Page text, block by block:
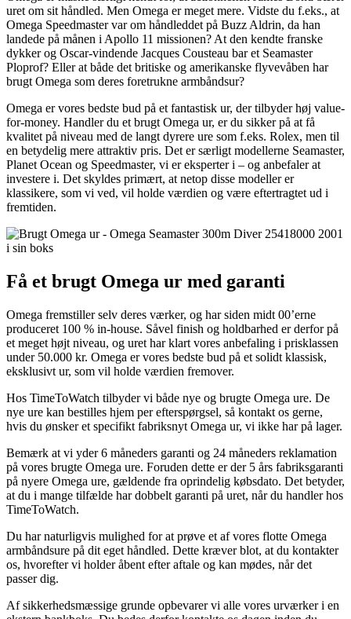
uret om sit håndled. Men Omega er meget mere. Vidste du f.eks., at
Omega Speedmaster var om håndleddet på Buzz Aldrin, da han
landede på månen i Apollo 11 missionen? At den kendte franske
dykker og Oscar-vindende Jacques Cousteau bar et Seamaster
Ploprof? Eller at både det britiske og amerikanske flyvevåben har
brugt Omega som deres foretrukne armbåndsur?
Omega er vores bedste bud på et fantastisk ur, der tilbyder høj value-
for-money. Handler du et brugt Omega ur, er du sikker på at få
kvalitet på niveau med de langt dyrere ure som f.eks. Rolex, men til
en betydelig mere attraktiv pris. Det er særligt modellerne Seamaster,
Planet Ocean og Speedmaster, vi er eksperter i – og anbefaler at
investere i. Det skyldes primært, at netop disse modeller er
klassikere, som vi ved, vil holde værdien og være eftertragtet ud i
fremtiden.
Få et brugt Omega ur med garanti
Omega fremstiller selv deres værker, og har siden midt 00’erne
produceret 100 % in-house. Såvel finish og holdbarhed er derfor på
et meget højt niveau, og uret har klart vores anbefaling i prisklassen
under 50.000 kr. Omega er vores bedste bud på et solidt klassisk,
eksklusivt ur, som vil holde værdien fremover.
Hos TimeToWatch tilbyder vi både nye og brugte Omega ure. De
nye ure kan bestilles hjem per efterspørgsel, så kontakt os gerne,
hvis du ønsker et specifikt fabriksnyt Omega ur, vi ikke har på lager.
Bemærk at vi yder 6 måneders garanti og 24 måneders reklamation
på vores brugte Omega ure. Foruden dette er der 5 års fabriksgaranti
på nyere Omega ure, gældende fra oprindelig købsdato. Det betyder,
at du i mange tilfælde har dobbelt garanti på uret, når du handler hos
TimeToWatch.
Du har naturligvis mulighed for at prøve et af vores flotte Omega
armbåndsure på dit eget håndled. Dette kræver blot, at du kontakter
os, hvorefter vi holder åbent efter aftale og kan mødes, når det
passer dig.
Af sikkerhedsmæssige grunde opbevarer vi alle vores urværker i en